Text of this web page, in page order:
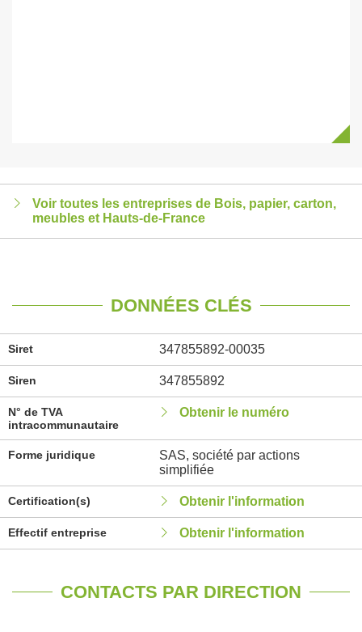
Voir toutes les entreprises de Bois, papier, carton,
meubles et Hauts-de-France
DONNÉES CLÉS
Siret 347855892-00035
Siren 347855892
N° de TVA
intracommunautaire
Obtenir le numéro
Forme juridique
SAS, société par actions
simplifiée
Certification(s) Obtenir l'information
Effectif entreprise Obtenir l'information
CONTACTS PAR DIRECTION